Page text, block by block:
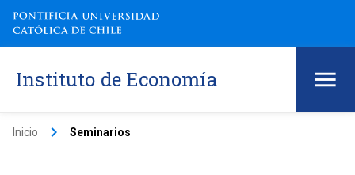
Instituto de Economía
Inicio keyboard_arrow_right Seminarios